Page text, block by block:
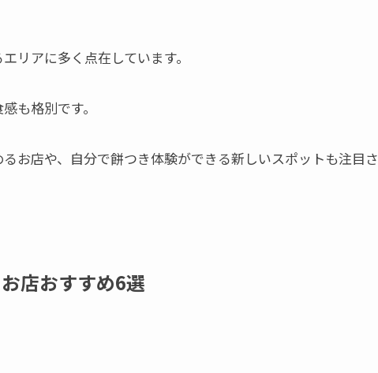
リアに多く点在しています。
も格別です。
お店や、自分で餅つき体験ができる新しいスポットも注目さ
店おすすめ6選